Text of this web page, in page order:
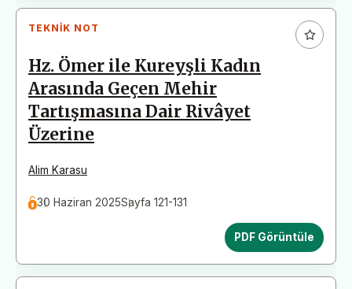
TEKNIK NOT
Hz. Ömer ile Kureyşli Kadın
Arasında Geçen Mehir
Tartışmasına Dair Rivâyet
Üzerine
Alim Karasu
30 Haziran 2025Sayfa 121-131
PDF Görüntüle